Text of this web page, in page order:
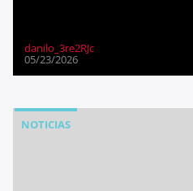
danilo_3re2RJc
05/23/2026
NOTICIAS